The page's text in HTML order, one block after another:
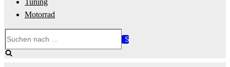
Tuning
Motorrad
nach …